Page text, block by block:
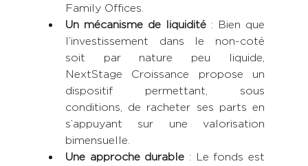
Family Offices.
Un mécanisme de liquidité : Bien que
l’investissement dans le non-coté
soit par nature peu liquide,
NextStage Croissance propose un
dispositif permettant, sous
conditions, de racheter ses parts en
s’appuyant sur une valorisation
bimensuelle.
Une approche durable : Le fonds est